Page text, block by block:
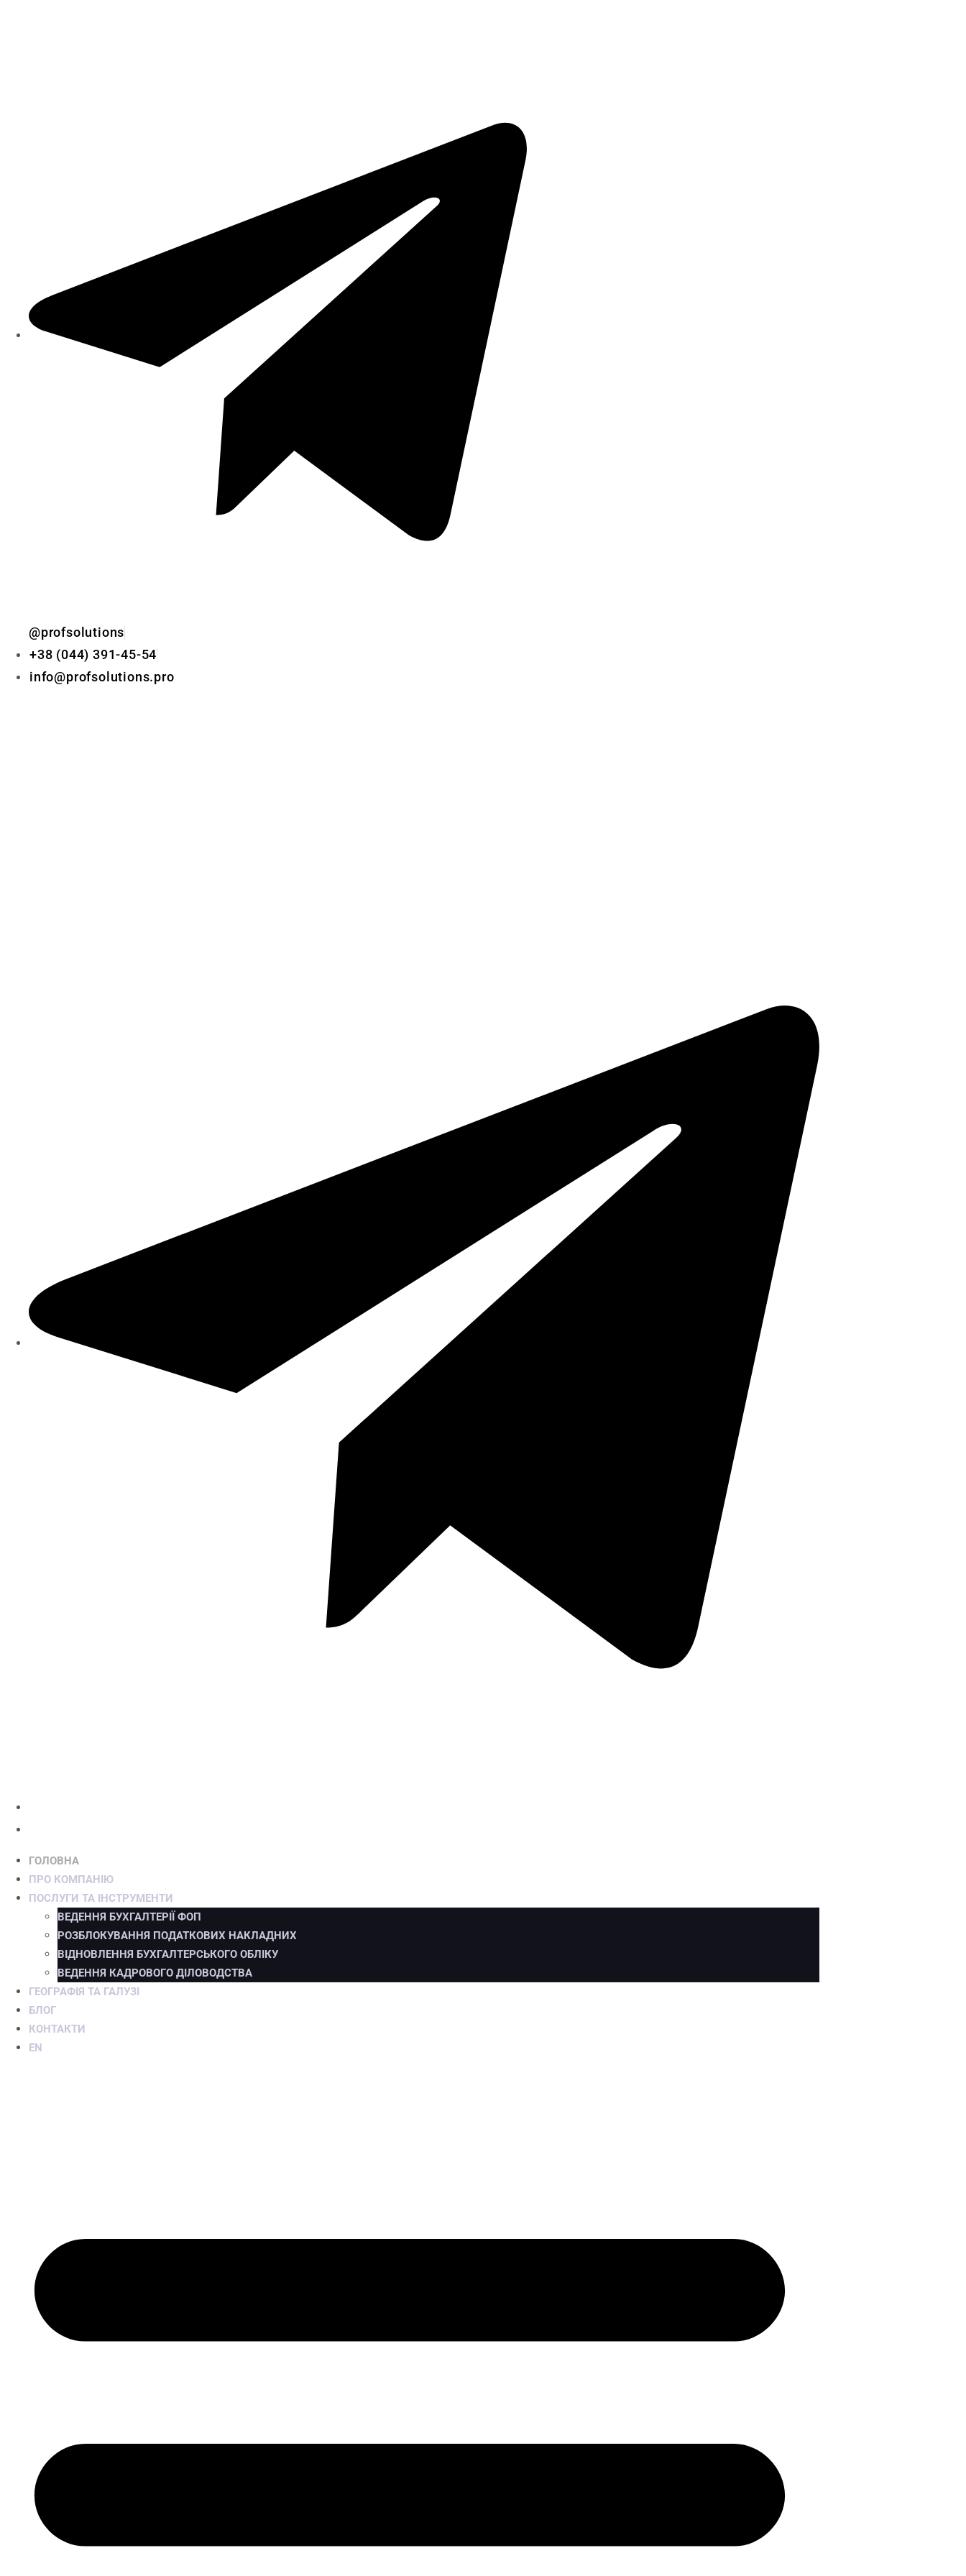
@profsolutions
+38 (044) 391-45-54
info@profsolutions.pro
ГОЛОВНА
ПРО КОМПАНІЮ
ПОСЛУГИ ТА ІНСТРУМЕНТИ
ВЕДЕННЯ БУХГАЛТЕРІЇ ФОП
РОЗБЛОКУВАННЯ ПОДАТКОВИХ НАКЛАДНИХ
ВІДНОВЛЕННЯ БУХГАЛТЕРСЬКОГО ОБЛІКУ
ВЕДЕННЯ КАДРОВОГО ДІЛОВОДСТВА
ГЕОГРАФІЯ ТА ГАЛУЗІ
БЛОГ
КОНТАКТИ
EN